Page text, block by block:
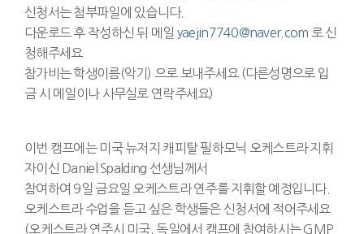
신청서는 첨부파일에 있습니다.
다운로드 후 작성하신 뒤 메일 yaejin7740@naver.com 로 신
청해주세요
참가비는 학생이름(악기) 으로 보내주세요 (다른성명으로 입
금 시 메일이나 사무실로 연락주세요)
이번 캠프에는 미국 뉴저지 캐피탈 필하모닉 오케스트라 지휘
자이신 Daniel Spalding 선생님께서
참여하여 9일 금요일 오케스트라 연주를 지휘할 예정입니다.
오케스트라 수업을 듣고 싶은 학생들은 신청서에 적어주세요
(오케스트라 연주시 미국, 독일에서 캠프에 참여하시는 GMP